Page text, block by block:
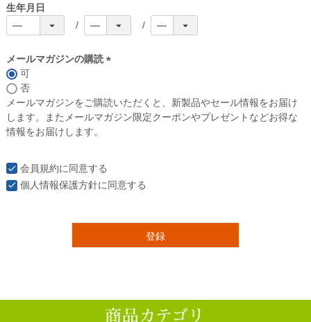
生年月日
メールマガジンの購読
須
)
可
否
メールマガジンをご購読いただくと、新製品やセール情報をお届け
します。またメールマガジン限定クーポンやプレゼントなどお得な
情報をお届けします。
会員規約に同意する
個人情報保護方針に同意する
登録